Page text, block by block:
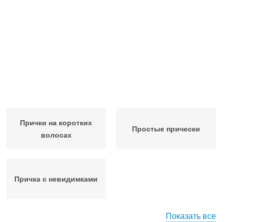
Прички на коротких
волосах
Простые прически
Причка с невидимками
Показать все